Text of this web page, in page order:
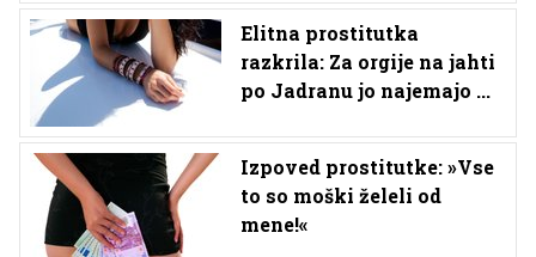
Elitna prostitutka
razkrila: Za orgije na jahti
po Jadranu jo najemajo ...
Izpoved prostitutke: »Vse
to so moški želeli od
mene!«